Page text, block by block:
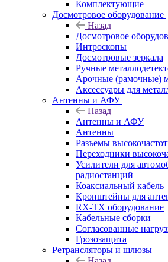
Комплектующие
Досмотровое оборудование
Назад
Досмотровое
Интроскопы
Досмотровые зеркала
Ручные
Арочные (рамочные)
Аксессуары для
Антенны и АФУ
Назад
Антенны и АФУ
Антенны
Разъемы
Переходники
Усилители для
радиостанций
Коаксиальный кабель
Кронштейны для
RX-TX оборудование
Кабельные сборки
Согласованные
Грозозащита
Ретрансляторы и шлюзы